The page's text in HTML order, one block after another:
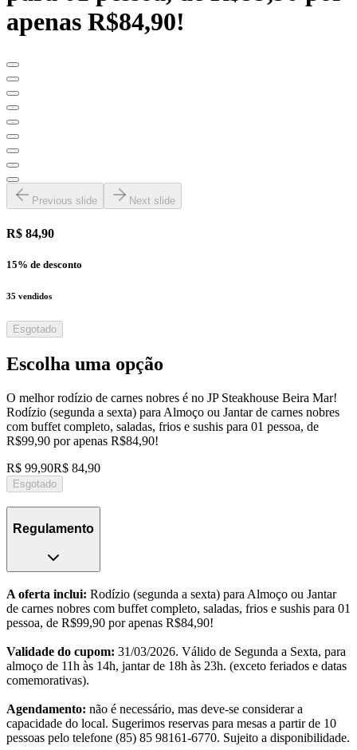
apenas R$84,90!
Previous slide Next slide
R$ 84,90
15% de desconto
35 vendidos
Esgotado
Escolha uma opção
O melhor rodízio de carnes nobres é no JP Steakhouse Beira Mar!
Rodízio (segunda a sexta) para Almoço ou Jantar de carnes nobres
com buffet completo, saladas, frios e sushis para 01 pessoa, de
R$99,90 por apenas R$84,90!
R$ 99,90R$ 84,90
Esgotado
Regulamento
A oferta inclui: Rodízio (segunda a sexta) para Almoço ou Jantar
de carnes nobres com buffet completo, saladas, frios e sushis para 01
pessoa, de R$99,90 por apenas R$84,90!
Validade do cupom: 31/03/2026. Válido de Segunda a Sexta, para
almoço de 11h às 14h, jantar de 18h às 23h. (exceto feriados e datas
comemorativas).
Agendamento: não é necessário, mas deve-se considerar a
capacidade do local. Sugerimos reservas para mesas a partir de 10
pessoas pelo telefone (85) 85 98161-6770. Sujeito a disponibilidade.